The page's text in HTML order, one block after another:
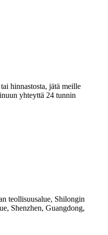
hinnastosta, jätä meille
yhteyttä 24 tunnin
teollisuusalue, Shilongin
Shenzhen, Guangdong,